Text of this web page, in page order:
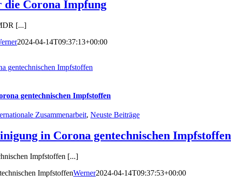
die Corona Impfung
[...]
2024-04-14T09:37:13+00:00
gentechnischen Impfstoffen
gentechnischen Impfstoffen
Zusammenarbeit, Neuste Beiträge
in Corona gentechnischen Impfstoffen
Impfstoffen [...]
ImpfstoffenWerner2024-04-14T09:37:53+00:00